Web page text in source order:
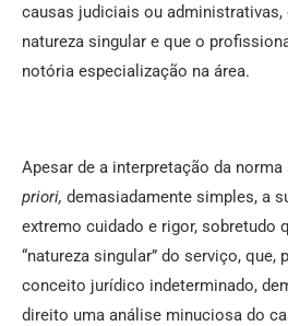
causas judiciais ou administrativas,
natureza singular e que o
notória especialização na área.
Apesar de a interpretação da norma
priori, demasiadamente simples, a
extremo cuidado e rigor, sobretudo
“natureza singular” do serviço, que,
conceito jurídico indeterminado,
direito uma análise minuciosa do